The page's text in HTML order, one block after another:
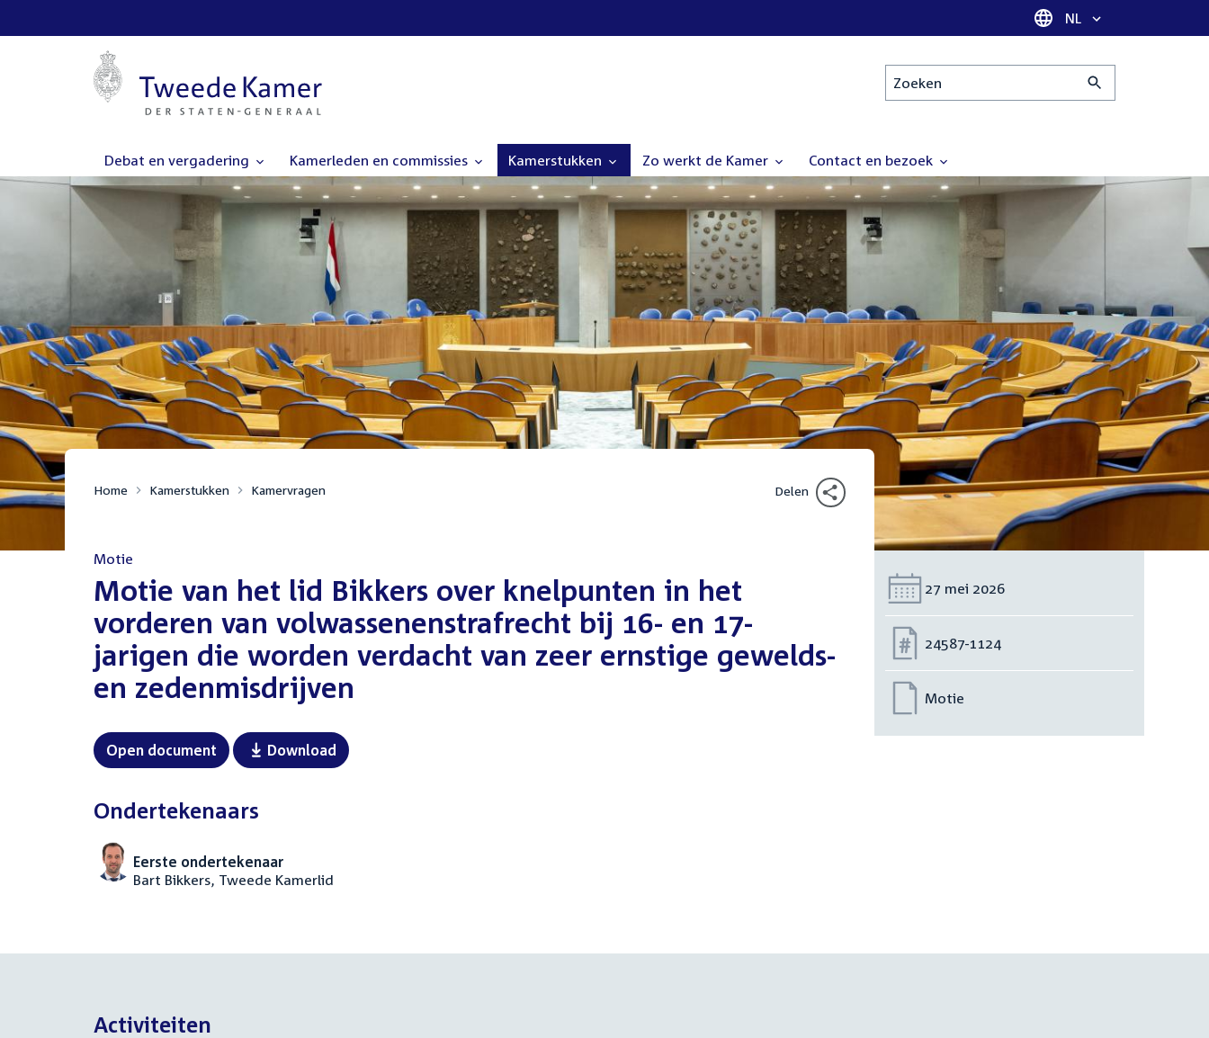
Taal selectie
NL
Zoeken
Debat en vergadering Kamerleden en commissies Kamerstukken Zo werkt de Kamer Contact en bezoek
Home Kamerstukken Kamervragen Delen
Motie
:Motie van het lid Bikkers over knelpunten in het
vorderen van volwassenenstrafrecht bij 16- en 17-
jarigen die worden verdacht van zeer ernstige gewelds-
en zedenmisdrijven
Open document Download
Ondertekenaars
Eerste ondertekenaar
Bart Bikkers, Tweede Kamerlid
Datum:
27 mei 2026
Nummer:
24587-1124
Motie
Activiteiten